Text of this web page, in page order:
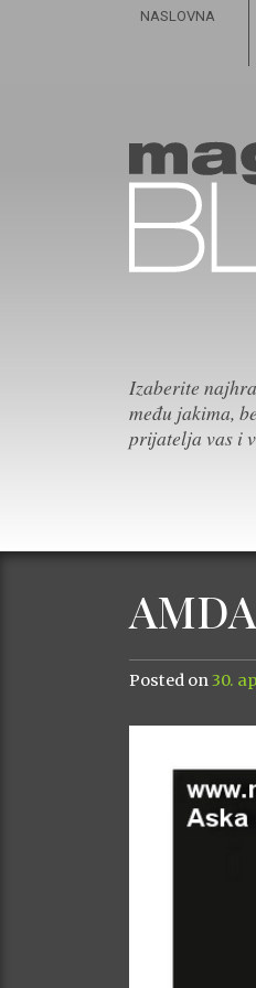
NASLOVNA
Izaberite
među jakima,
prijatelja vas i
Posted on30.